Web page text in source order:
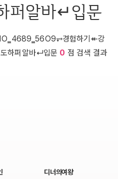
퍼알바↵입문
경험하기↞강
하퍼알바↵입문 0 점 검색 결과
디너의여왕